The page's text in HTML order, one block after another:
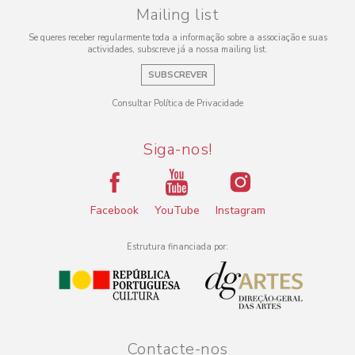
Mailing list
Se queres receber regularmente toda a informação sobre a associação e suas
actividades, subscreve já a nossa mailing list.
SUBSCREVER
Consultar Política de Privacidade
Siga-nos!
Facebook YouTube Instagram
Estrutura financiada por:
Contacte-nos